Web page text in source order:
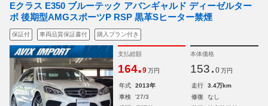
Eクラス E350 ブルーテック アバンギャルド ディーゼルター
ボ 後期型AMGスポーツP RSP 黒革Sヒーター禁煙
保証付 車両品質保証書付 購入プラン付き
支払総額
164.9 万円
本体価格
153. 0 万円
年式 2013年 走行
3.4万km
車検
'27/3 修復
なし